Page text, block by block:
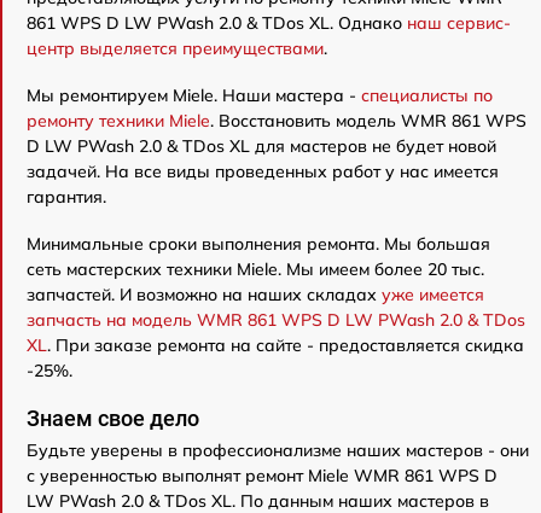
861 WPS D LW PWash 2.0 & TDos XL. Однако наш сервис-
центр выделяется преимуществами.
Мы ремонтируем Miele. Наши мастера - специалисты по
ремонту техники Miele. Восстановить модель WMR 861 WPS
D LW PWash 2.0 & TDos XL для мастеров не будет новой
задачей. На все виды проведенных работ у нас имеется
гарантия.
Минимальные сроки выполнения ремонта. Мы большая
сеть мастерских техники Miele. Мы имеем более 20 тыс.
запчастей. И возможно на наших складах уже имеется
запчасть на модель WMR 861 WPS D LW PWash 2.0 & TDos
XL. При заказе ремонта на сайте - предоставляется скидка
-25%.
Знаем свое дело
Будьте уверены в профессионализме наших мастеров - они
с уверенностью выполнят ремонт Miele WMR 861 WPS D
LW PWash 2.0 & TDos XL. По данным наших мастеров в